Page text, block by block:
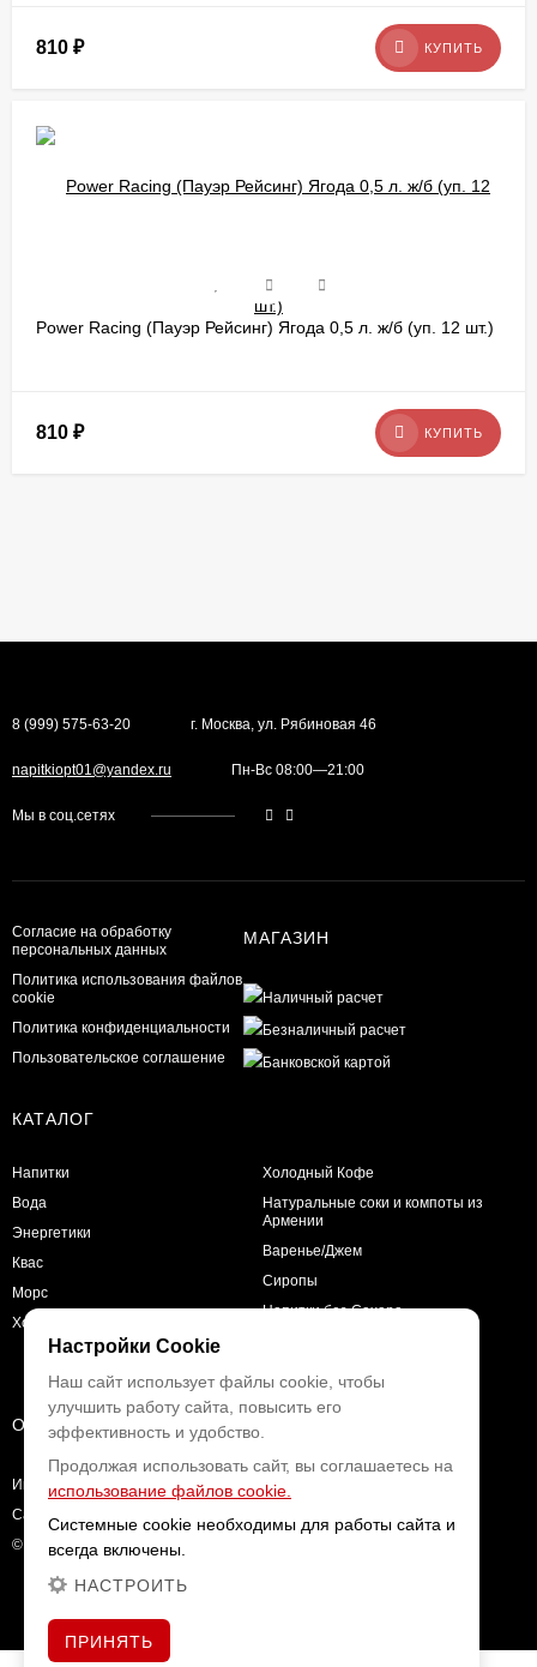
810 ₽ КУПИТЬ
Power Racing (Пауэр Рейсинг) Ягода 0,5 л. ж/б (уп. 12 шт.)
810 ₽ КУПИТЬ
8 (999) 575-63-20 г. Москва, ул. Рябиновая 46
napitkiopt01@yandex.ru Пн-Вс 08:00—21:00
Мы в соц.сетях
Согласие на обработку
персональных данных
Политика использования файлов
cookie
Политика конфиденциальности
Пользовательское соглашение
МАГАЗИН
КАТАЛОГ
Напитки
Вода
Энергетики
Квас
Морс
Холодный чай
Холодный Кофе
Натуральные соки и компоты из
Армении
Варенье/Джем
Сиропы
Напитки без Сахара
О КОМПАНИИ
Интернет магазин напитков с доставкой
Сайт разработан в
© 2026
Настройки Cookie
Наш сайт использует файлы cookie, чтобы
улучшить работу сайта, повысить его
эффективность и удобство.
Продолжая использовать сайт, вы соглашаетесь на
использование файлов cookie.
Системные cookie необходимы для работы сайта и
всегда включены.
НАСТРОИТЬ
ПРИНЯТЬ